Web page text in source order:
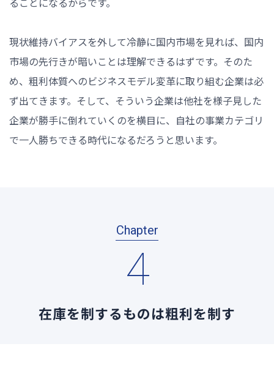
ることになるからです。
現状維持バイアスを外して冷静に国内市場を見れば、国内
市場の先行きが暗いことは理解できるはずです。そのた
め、粗利体質へのビジネスモデル変革に取り組む企業は必
ず出てきます。そして、そういう企業は他社を様子見した
企業が勝手に倒れていくのを横目に、自社の事業カテゴリ
で一人勝ちできる時代になるだろうと思います。
Chapter
4
在庫を制するものは粗利を制す